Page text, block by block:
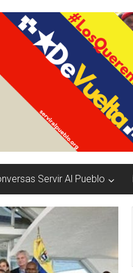
Servir Al Pueblo